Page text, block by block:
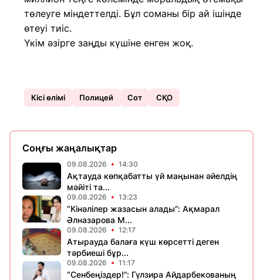
төлеуге міндеттелді. Бұл соманы бір ай ішінде
өтеуі тиіс.
Үкім әзірге заңды күшіне енген жоқ.
Кісі өлімі Полицей Сот СҚО
Соңғы жаңалықтар
09.08.2026 14:30
Ақтауда көпқабатты үй маңынан әйелдің
мәйіті та...
09.08.2026 13:23
“Кінәлілер жазасын алады”: Ақмарал
Әлназарова М...
09.08.2026 12:17
Атырауда балаға күш көрсетті деген
тәрбиеші бұр...
09.08.2026 11:17
“Сенбеңіздер!”: Гүлзира Айдарбекованың